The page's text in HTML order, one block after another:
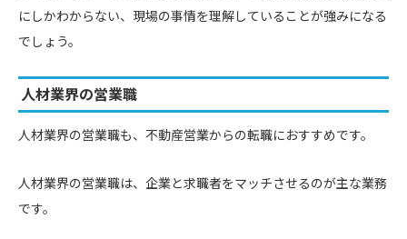
にしかわからない、現場の事情を理解していることが強みになる
でしょう。
人材業界の営業職
人材業界の営業職も、不動産営業からの転職におすすめです。
人材業界の営業職は、企業と求職者をマッチさせるのが主な業務
です。